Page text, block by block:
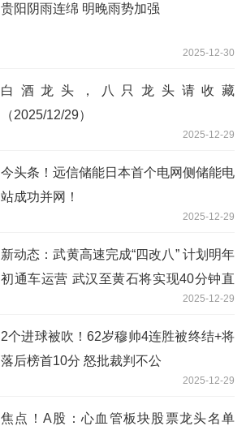
贵阳阴雨连绵 明晚雨势加强
2025-12-30
白酒龙头，八只龙头请收藏
（2025/12/29）
2025-12-29
今头条！远信储能日本首个电网侧储能电
站成功并网！
2025-12-29
新动态：武黄高速完成“四改八” 计划明年
初通车运营 武汉至黄石将实现40分钟直
2025-12-29
2个进球被吹！62岁穆帅4连胜被终结+将
落后榜首10分 怒批裁判不公
2025-12-29
焦点！A股：心血管板块股票龙头名单